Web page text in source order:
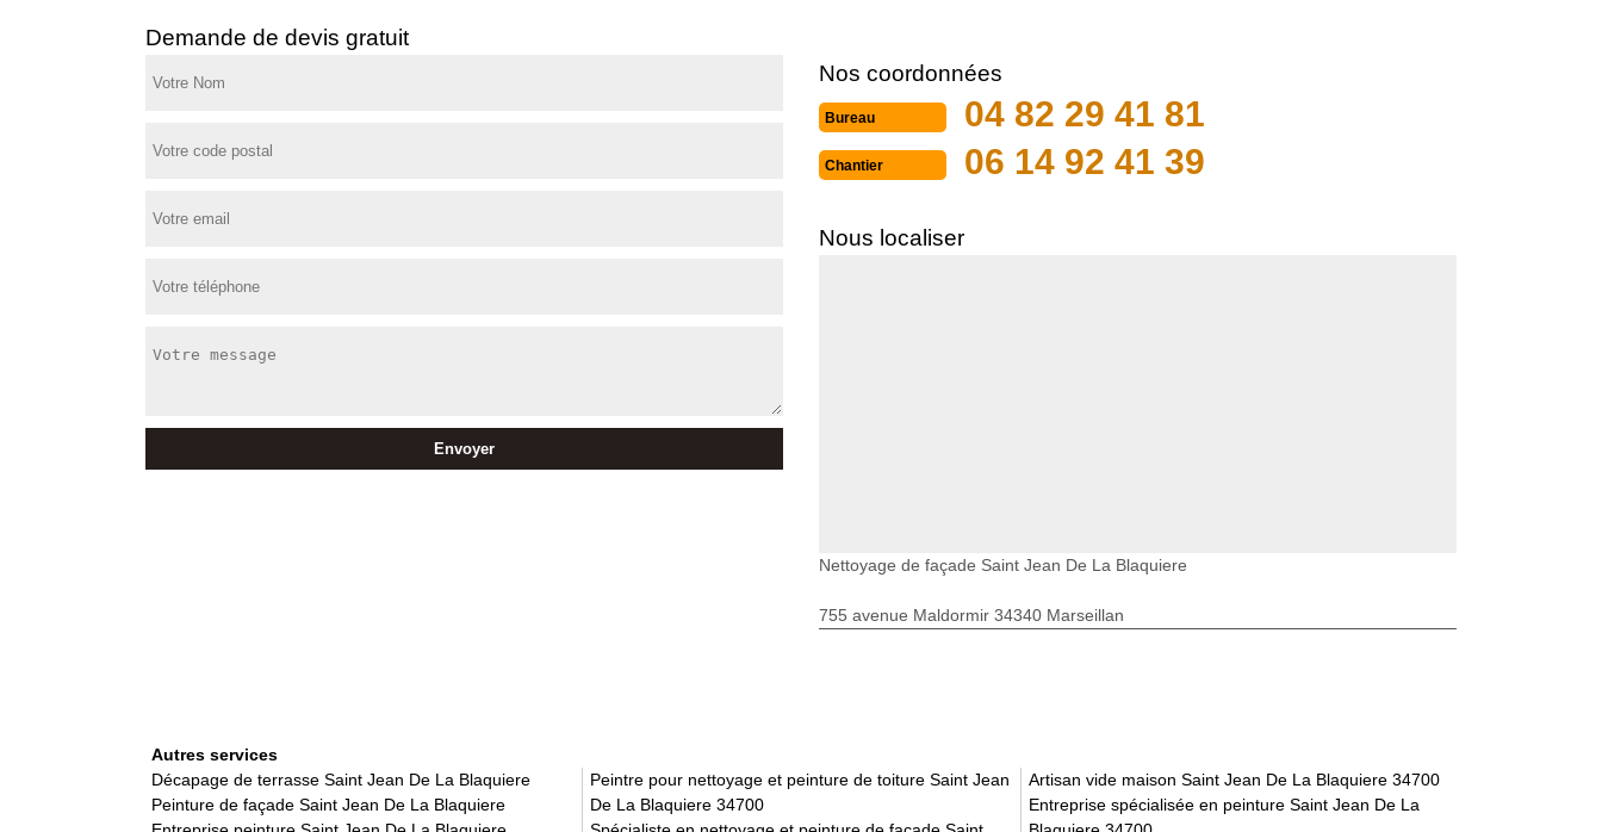
Demande de devis gratuit
Nos coordonnées
Bureau 04 82 29 41 81
Chantier 06 14 92 41 39
Nous localiser
Nettoyage de façade Saint Jean De La Blaquiere
755 avenue Maldormir 34340 Marseillan
Autres services
Décapage de terrasse Saint Jean De La Blaquiere
Peinture de façade Saint Jean De La Blaquiere
Peintre pour nettoyage et peinture de toiture Saint Jean
De La Blaquiere 34700
Artisan vide maison Saint Jean De La Blaquiere 34700
Entreprise spécialisée en peinture Saint Jean De La